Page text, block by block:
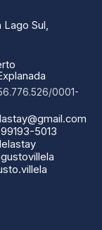
Sul,
0001-
5013